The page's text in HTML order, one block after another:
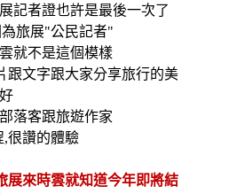
記者證也許是最後一次了
旅展"公民記者"
就不是這個模樣
跟文字跟大家分享旅行的美
好
落客跟旅遊作家
,很讚的體驗
展來時雲就知道今年即將結